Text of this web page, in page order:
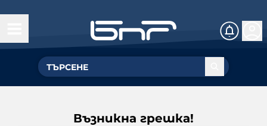
Възникна грешка!